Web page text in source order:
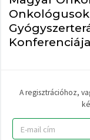
Konferenciája
A regisztrációhoz,